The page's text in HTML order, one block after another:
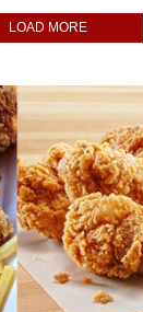
LOAD MORE